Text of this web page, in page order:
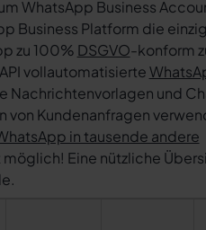
WhatsApp Business
Business Platform die
zu 100% DSGVO-konform
vollautomatisierte
Nachrichtenvorlagen und
von Kundenanfragen
in tausende andere
möglich! Eine nützliche